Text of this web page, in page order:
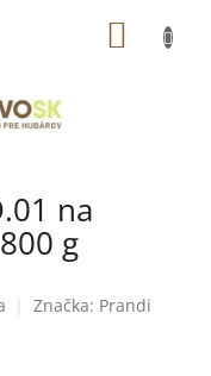
na
g
Značka: Prandi